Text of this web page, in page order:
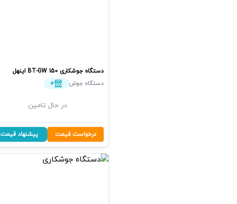
دستگاه جوشکاری BT-GW 150 اینهل
دستگاه جوش
0
در حال تامین
درخواست قیمت پیشنهاد قیمت